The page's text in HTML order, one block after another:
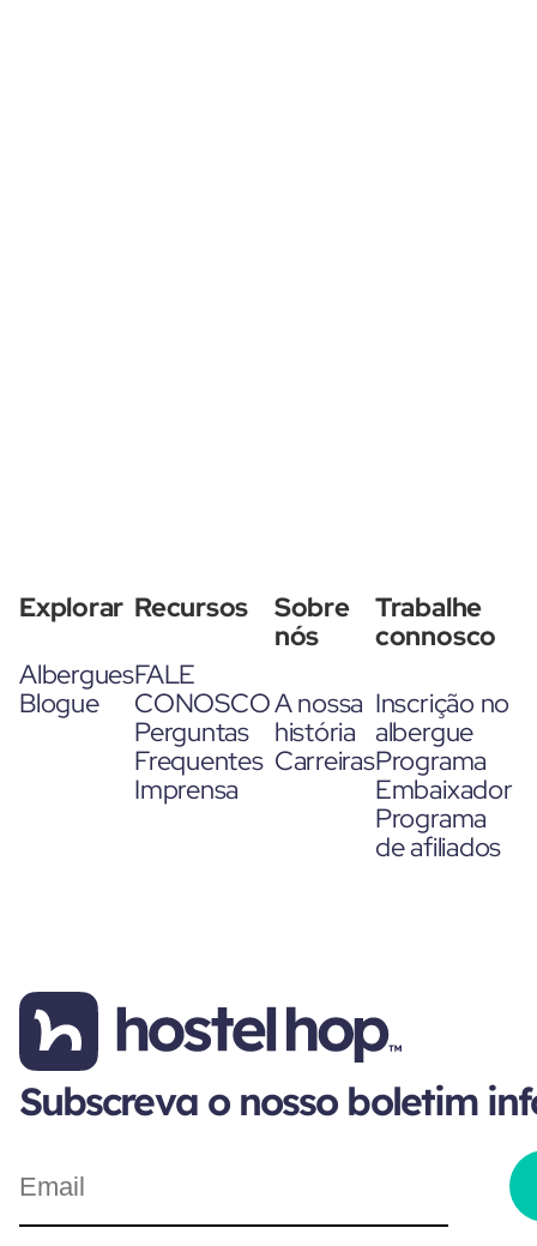
Explorar
Albergues
Blogue
Recursos
FALE
CONOSCO
Perguntas
Frequentes
Imprensa
Sobre
nós
A nossa
história
Carreiras
Trabalhe
connosco
Inscrição no
albergue
Programa
Embaixador
Programa
de afiliados
Subscreva o nosso boletim